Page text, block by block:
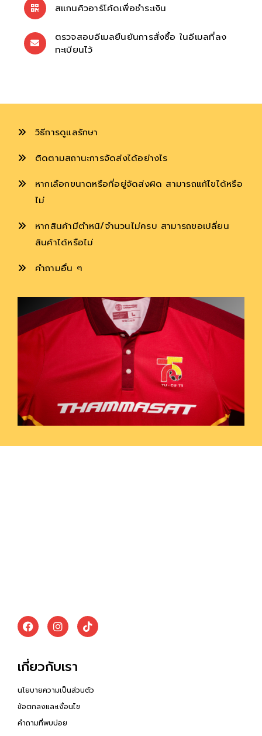
สแกนคิวอาร์โค้ดเพื่อชำระเงิน
ตรวจสอบอีเมลยืนยันการสั่งซื้อ ในอีเมลที่ลง
ทะเบียนไว้
วิธีการดูแลรักษา
ติดตามสถานะการจัดส่งได้อย่างไร
หากเลือกขนาดหรือที่อยู่จัดส่งผิด สามารถแก้ไขได้หรือ
ไม่
หากสินค้ามีตำหนิ/จำนวนไม่ครบ สามารถขอเปลี่ยน
สินค้าได้หรือไม่
คำถามอื่น ๆ
เกี่ยวกับเรา
นโยบายความเป็นส่วนตัว
ข้อตกลงและเงื่อนไข
คำถามที่พบบ่อย